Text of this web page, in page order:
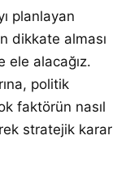
planlayan
dikkate alması
ele alacağız.
politik
faktörün nasıl
stratejik karar